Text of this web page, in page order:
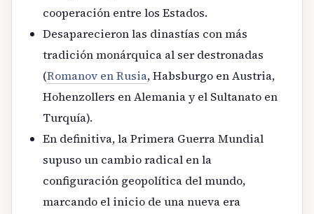
cooperación entre los Estados.
Desaparecieron las dinastías con más
tradición monárquica al ser destronadas
(Romanov en Rusia, Habsburgo en Austria,
Hohenzollers en Alemania y el Sultanato en
Turquía).
En definitiva, la Primera Guerra Mundial
supuso un cambio radical en la
configuración geopolítica del mundo,
marcando el inicio de una nueva era